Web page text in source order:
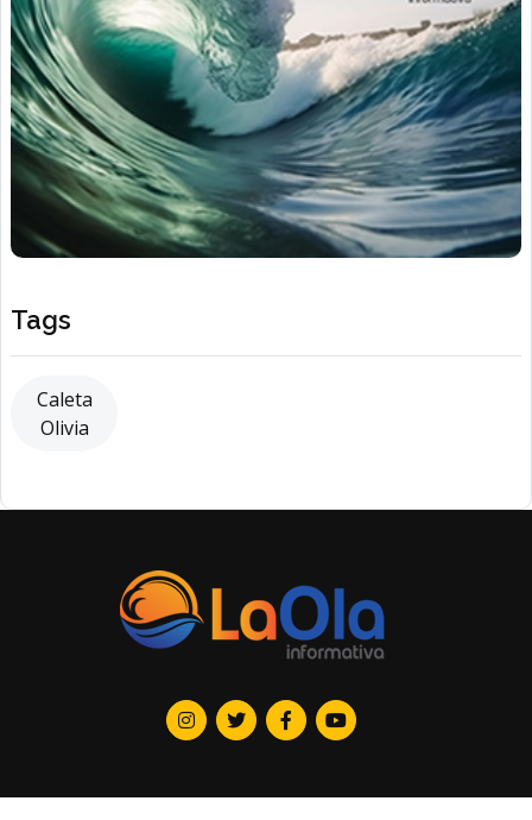
Tags
Caleta
Olivia